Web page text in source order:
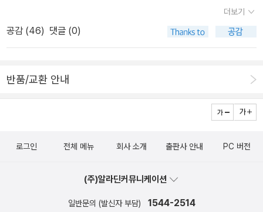
데 갑자기 쓰게끔 만든 것은 아까 발견한 이 책 때문이다.시간 여행자
의 아내 작가의 신작이다.'내 안에 사는 너'고딕 멜로라고 하는데 장르
하다. 우리나라 표지의 그림은 배경은 고전적이어도 인물이 초현실적
틱하기도 하고 좀 무섭기도 한데 원제는 Her Fearful Symmetry라
고 하니, 아무래도 후자 쪽에 가깝지 않을까 우려도 된다. 설마 무서운
내용은 아니겠지?줄거리 소개를 보니 무서울 가능성이 좀 농후하다.
둥이 자매인 엘스페스 이모가 자신들에게 어마어마한 유산을 남겼다
살던 런던의 아파트에 살아야 하고, 그들의 부모인 에디와 잭을 아파
같은 재미있는 행사도 열린다.5월 가정의 달엔 더욱 다양한 행사가
많이 있겠지?그래서인지, 난 항상 4,5월에 책을 제일 많이 구입하는
것 같았다. 하긴 이제는 계절에 상관없이 좋은 책만 보면 찜을 해놓지
아야겠다. 더불어서 장애인의 날, 과학의 날, 책의 날과 관련있는 책을
사 이야기 1~5 세트와 역사체험학습책으로 인기가 많은 작가. 이번
해진다.독서의 즐거움을 잘 느낄 수 있는 멋진 책이 될 것이라는 기대
해서 유머를 통해 삶의 열정이 살아날 수있으면 좋겠다.이런테마여행
도 즐거울 것 같다. 난 디자인엔 문외한이지만, 디ㅣ자인과 일러스트
더보기
공감 (46) 댓글 (0)
반품/교환 안내
로그인 전체 메뉴 회사 소개 출판사 안내 PC 버전
(주)알라딘커뮤니케이션
일반문의 (발신자 부담) 1544-2514